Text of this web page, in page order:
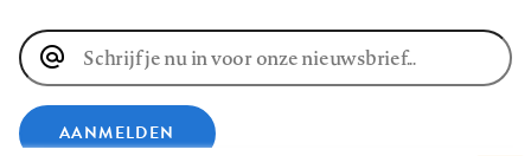
E-
mailadres
AANMELDEN